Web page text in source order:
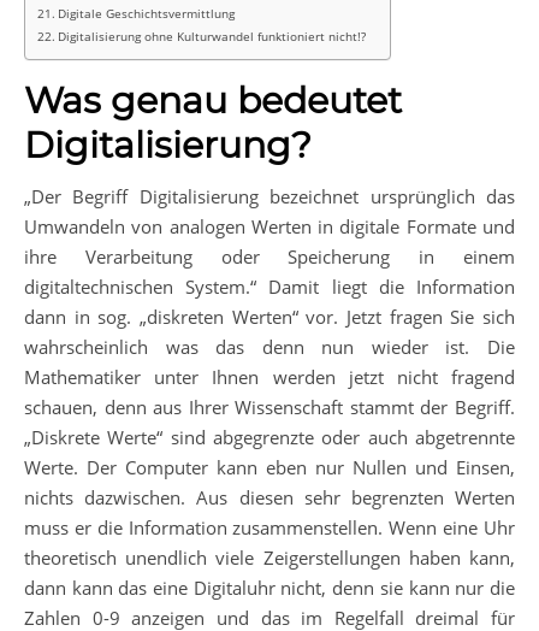
Digitale Geschichtsvermittlung
Digitalisierung ohne Kulturwandel funktioniert nicht!?
Was genau bedeutet
Digitalisierung?
„Der Begriff Digitalisierung bezeichnet ursprünglich das
Umwandeln von analogen Werten in digitale Formate und
ihre Verarbeitung oder Speicherung in einem
digitaltechnischen System.“ Damit liegt die Information
dann in sog. „diskreten Werten“ vor. Jetzt fragen Sie sich
wahrscheinlich was das denn nun wieder ist. Die
Mathematiker unter Ihnen werden jetzt nicht fragend
schauen, denn aus Ihrer Wissenschaft stammt der Begriff.
„Diskrete Werte“ sind abgegrenzte oder auch abgetrennte
Werte. Der Computer kann eben nur Nullen und Einsen,
nichts dazwischen. Aus diesen sehr begrenzten Werten
muss er die Information zusammenstellen. Wenn eine Uhr
theoretisch unendlich viele Zeigerstellungen haben kann,
dann kann das eine Digitaluhr nicht, denn sie kann nur die
Zahlen 0-9 anzeigen und das im Regelfall dreimal für